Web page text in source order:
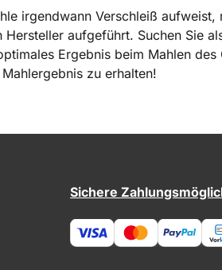
irgendwann Verschleiß aufweist,
aufgeführt. Suchen Sie
Ergebnis beim Mahlen des
zu erhalten!
Sichere